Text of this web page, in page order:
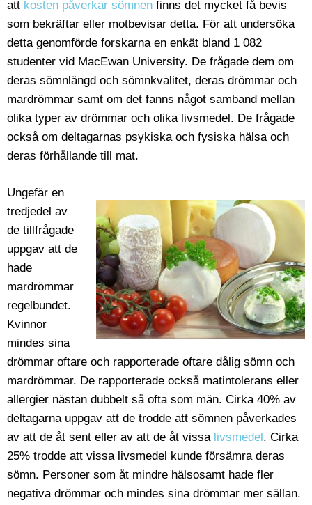
att kosten påverkar sömnen finns det mycket få bevis
som bekräftar eller motbevisar detta. För att undersöka
detta genomförde forskarna en enkät bland 1 082
studenter vid MacEwan University. De frågade dem om
deras sömnlängd och sömnkvalitet, deras drömmar och
mardrömmar samt om det fanns något samband mellan
olika typer av drömmar och olika livsmedel. De frågade
också om deltagarnas psykiska och fysiska hälsa och
deras förhållande till mat.
Ungefär en
tredjedel av
de tillfrågade
uppgav att de
hade
mardrömmar
regelbundet.
Kvinnor
mindes sina
drömmar oftare och rapporterade oftare dålig sömn och
mardrömmar. De rapporterade också matintolerans eller
allergier nästan dubbelt så ofta som män. Cirka 40% av
deltagarna uppgav att de trodde att sömnen påverkades
av att de åt sent eller av att de åt vissa livsmedel. Cirka
25% trodde att vissa livsmedel kunde försämra deras
sömn. Personer som åt mindre hälsosamt hade fler
negativa drömmar och mindes sina drömmar mer sällan.